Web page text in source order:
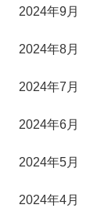
2024年9月
2024年8月
2024年7月
2024年6月
2024年5月
2024年4月